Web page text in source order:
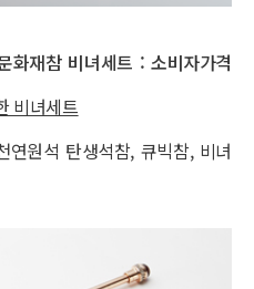
화재참 비녀세트 : 소비자가격
비녀세트
원석 탄생석참, 큐빅참, 비녀